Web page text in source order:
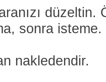
düzeltin.
sonra isteme.
nakledendir.